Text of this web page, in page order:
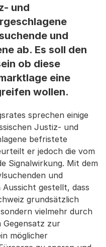
und
und
ab. Es soll den
ob diese
eine
wollen.
sprechen einige
Justiz- und
befristete
er jedoch die vom
Signalwirkung. Mit dem
und
gestellt, dass
grundsätzlich
vielmehr durch
Gegensatz zur
möglicher